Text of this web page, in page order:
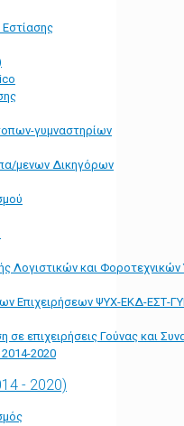
γυμναστηρίων
μενων Δικηγόρων
Λογιστικών και
Επιχειρήσεων ΨΥΧ-ΕΚΔ-ΕΣΤ-
σε επιχειρήσεις Γούνας και
2020
- 2020)